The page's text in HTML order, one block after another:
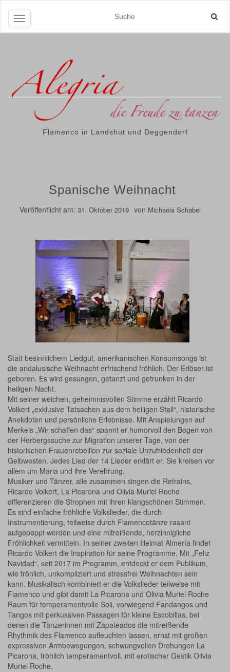
Navigation ein-/ausschalten
Flamenco in Landshut und Deggendorf
Spanische Weihnacht
Veröffentlicht am: 31. Oktober 2019 von Michaela Schabel
Statt besinnlichem Liedgut, amerikanischen Konsumsongs ist
die andalusische Weihnacht erfrischend fröhlich. Der Erlöser ist
geboren. Es wird gesungen, getanzt und getrunken in der
heiligen Nacht.
Mit seiner weichen, geheimnisvollen Stimme erzählt Ricardo
Volkert „exklusive Tatsachen aus dem heiligen Stall“, historische
Anekdoten und persönliche Erlebnisse. Mit Anspielungen auf
Merkels „Wir schaffen das“ spannt er humorvoll den Bogen von
der Herbergssuche zur Migration unserer Tage, von der
historischen Frauenrebellion zur soziale Unzufriedenheit der
Gelbwesten. Jedes Lied der 14 Lieder erklärt er. Sie kreisen vor
allem um Maria und ihre Verehrung.
Musiker und Tänzer, alle zusammen singen die Refrains,
Ricardo Volkert, La Picarona und Olivia Muriel Roche
differenzieren die Strophen mit ihren klangschönen Stimmen.
Es sind einfache fröhliche Volkslieder, die durch
Instrumentierung, teilweise durch Flamencotänze rasant
aufgepeppt werden und eine mitreißende, herzinnigliche
Fröhlichkeit vermitteln. In seiner zweiten Heimat Almería findet
Ricardo Volkert die Inspiration für seine Programme. Mit „Feliz
Navidad“, seit 2017 im Programm, entdeckt er dem Publikum,
wie fröhlich, unkompliziert und stressfrei Weihnachten sein
kann. Musikalisch kombiniert er die Volkslieder teilweise mit
Flamenco und gibt damit La Picarona und Olivia Muriel Roche
Raum für temperamentvolle Soli, vorwiegend Fandangos und
Tangos mit perkussiven Passagen für kleine Escobillas, bei
denen die Tänzerinnen mit Zapateados die mitreißende
Rhythmik des Flamenco aufleuchten lassen, ernst mit großen
expressiven Armbewegungen, schwungvollen Drehungen La
Picarona, fröhlich temperamentvoll, mit erotischer Gestik Olivia
Muriel Roche.